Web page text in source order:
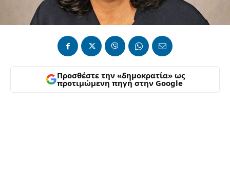
Προσθέστε την «δημοκρατία» ως
προτιμώμενη πηγή στην Google